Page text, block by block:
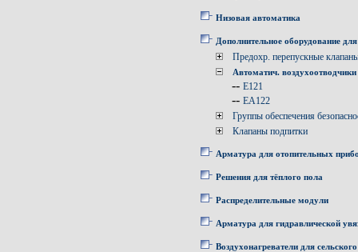
Низовая автоматика
Дополнительное оборудование
Предохр. перепускные
Автоматич. воздухоотводчики
-- E121
-- EA122
Группы обеспечения
Клапаны подпитки
Арматура для отопительных
Решения для тёплого пола
Распределительные модули
Арматура для гидравлической
Воздухонагреватели для